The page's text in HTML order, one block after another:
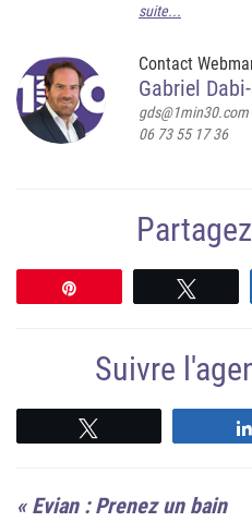
suite...
Contact
Gabriel
gds@1min30.com
06 73 55 17 36
Suivre
« Evian : Prenez un bain